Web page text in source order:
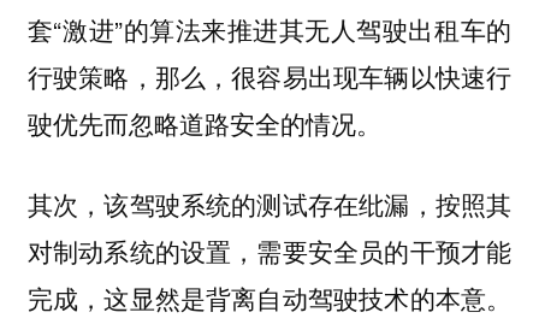
套“激进”的算法来推进其无人驾驶出租车的
行驶策略，那么，很容易出现车辆以快速行
驶优先而忽略道路安全的情况。
其次，该驾驶系统的测试存在纰漏，按照其
对制动系统的设置，需要安全员的干预才能
完成，这显然是背离自动驾驶技术的本意。